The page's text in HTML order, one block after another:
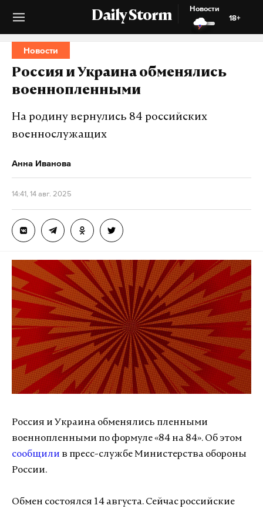
Daily Storm
Новости
18+
Новости
Россия и Украина обменялись
военнопленными
На родину вернулись 84 российских
военнослужащих
Анна Иванова
14:41, 14 авг. 2025
Россия и Украина обменялись пленными
военнопленными по формуле «84 на 84». Об этом
сообщили в пресс-службе Министерства обороны
России.
Обмен состоялся 14 августа. Сейчас российские